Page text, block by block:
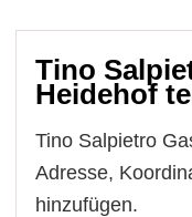
Tino
Heidehof
Tino Salpietro
Adresse,
hinzufügen.